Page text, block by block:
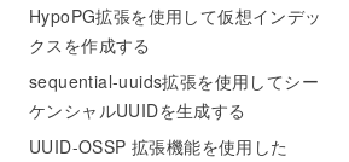
HypoPG拡張を使用して仮想インデッ
クスを作成する
sequential-uuids拡張を使用してシー
ケンシャルUUIDを生成する
UUID-OSSP 拡張機能を使用した